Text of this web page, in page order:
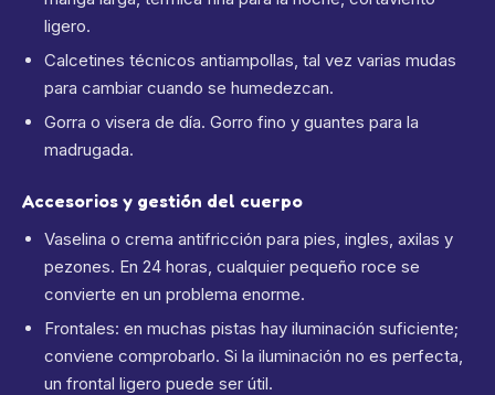
ligero.
Calcetines técnicos antiampollas, tal vez varias mudas
para cambiar cuando se humedezcan.
Gorra o visera de día. Gorro fino y guantes para la
madrugada.
Accesorios y gestión del cuerpo
Vaselina o crema antifricción para pies, ingles, axilas y
pezones. En 24 horas, cualquier pequeño roce se
convierte en un problema enorme.
Frontales: en muchas pistas hay iluminación suficiente;
conviene comprobarlo. Si la iluminación no es perfecta,
un frontal ligero puede ser útil.